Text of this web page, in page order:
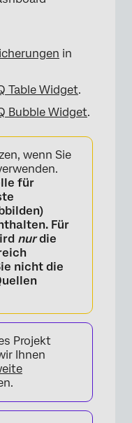
in
Table Widget.
Bubble Widget.
wenn Sie
für
. Für
nurdie
nicht die
Projekt
Ihnen